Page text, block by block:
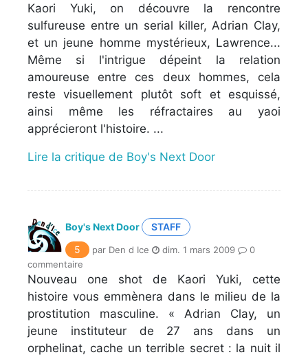
Kaori Yuki, on découvre la rencontre
sulfureuse entre un serial killer, Adrian Clay,
et un jeune homme mystérieux, Lawrence...
Même si l'intrigue dépeint la relation
amoureuse entre ces deux hommes, cela
reste visuellement plutôt soft et esquissé,
ainsi même les réfractaires au yaoi
apprécieront l'histoire. ...
Lire la critique de Boy's Next Door
Boy's Next Door
STAFF
5
par Den d Ice dim. 1 mars 2009
0
commentaire
Nouveau one shot de Kaori Yuki, cette
histoire vous emmènera dans le milieu de la
prostitution masculine. « Adrian Clay, un
jeune instituteur de 27 ans dans un
orphelinat, cache un terrible secret : la nuit il